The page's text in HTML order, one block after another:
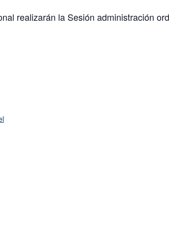
realizarán la Sesión administración